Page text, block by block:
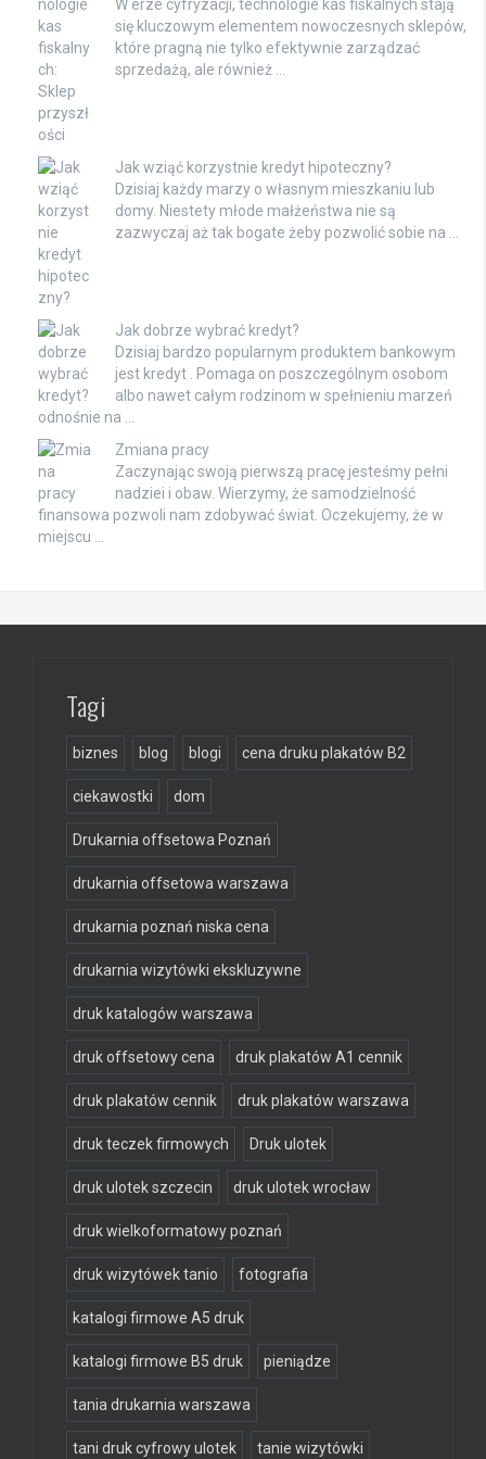
W erze cyfryzacji, technologie kas fiskalnych stają
się kluczowym elementem nowoczesnych sklepów,
które pragną nie tylko efektywnie zarządzać
sprzedażą, ale również …
Jak wziąć korzystnie kredyt hipoteczny?
Dzisiaj każdy marzy o własnym mieszkaniu lub
domy. Niestety młode małżeństwa nie są
zazwyczaj aż tak bogate żeby pozwolić sobie na …
Jak dobrze wybrać kredyt?
Dzisiaj bardzo popularnym produktem bankowym
jest kredyt . Pomaga on poszczególnym osobom
albo nawet całym rodzinom w spełnieniu marzeń
odnośnie na …
Zmiana pracy
Zaczynając swoją pierwszą pracę jesteśmy pełni
nadziei i obaw. Wierzymy, że samodzielność
finansowa pozwoli nam zdobywać świat. Oczekujemy, że w
miejscu …
Tagi
biznes blog blogi cena druku plakatów B2
ciekawostki dom
Drukarnia offsetowa Poznań
drukarnia offsetowa warszawa
drukarnia poznań niska cena
drukarnia wizytówki ekskluzywne
druk katalogów warszawa
druk offsetowy cena druk plakatów A1 cennik
druk plakatów cennik druk plakatów warszawa
druk teczek firmowych Druk ulotek
druk ulotek szczecin druk ulotek wrocław
druk wielkoformatowy poznań
druk wizytówek tanio fotografia
katalogi firmowe A5 druk
katalogi firmowe B5 druk pieniądze
tania drukarnia warszawa
tani druk cyfrowy ulotek tanie wizytówki